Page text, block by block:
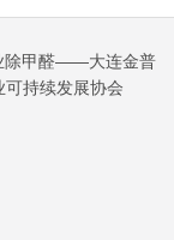
除甲醛——大连金普
持续发展协会